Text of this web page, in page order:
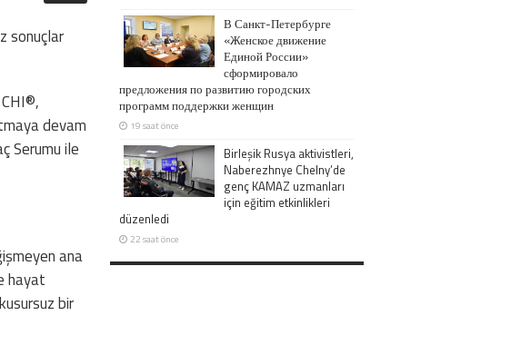
sonuçlar
devam
Serumu ile
ana
hayat
bir
В Санкт-Петербурге
«Женское движение
Единой России»
сформировало
предложения по развитию городских
программ поддержки женщин
19 saat önce
Birleşik Rusya aktivistleri,
Naberezhnye Chelny’de
genç KAMAZ uzmanları
için eğitim etkinlikleri
düzenledi
22 saat önce